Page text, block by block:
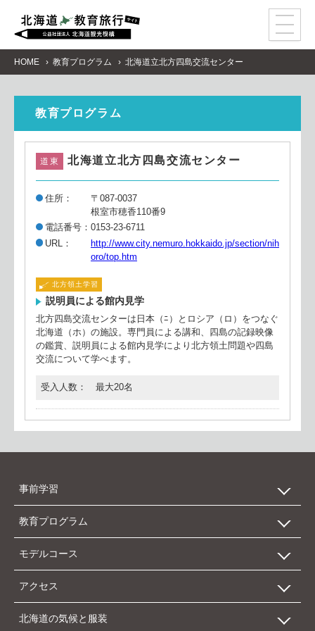
事 前 学習
教育プログラム
アクセス
資料請求
HOME 教育プログラム 北海道立北方四島交流センター
教育プログラム
道東 北海道立北方四島交流センター
住所
〒087-0037
根室市穂香110番9
電話番号
0153-23-6711
URL
北方領土学習
説明員による館内見学
北方四島交流センターは日本（ﾆ）とロシア（ロ）をつなぐ
北海道（ホ）の施設。専門員による講和、四島の記録映像
の鑑賞、説明員による館内見学により北方領土問題や四島
交流について学べます。
受入人数 最大20名
事前学習
数字で見る北海道
自然
歴史・文化
産業
教育プログラム
エリア別施設一覧
カテゴリー別施設一覧
受け入れ施設別一覧
モデルコース
北海道新幹線を利用したモデルコース
新千歳空港を利用したモデルコース
アクセス
北海道へのアクセス 新幹線
北海道の気候と服装